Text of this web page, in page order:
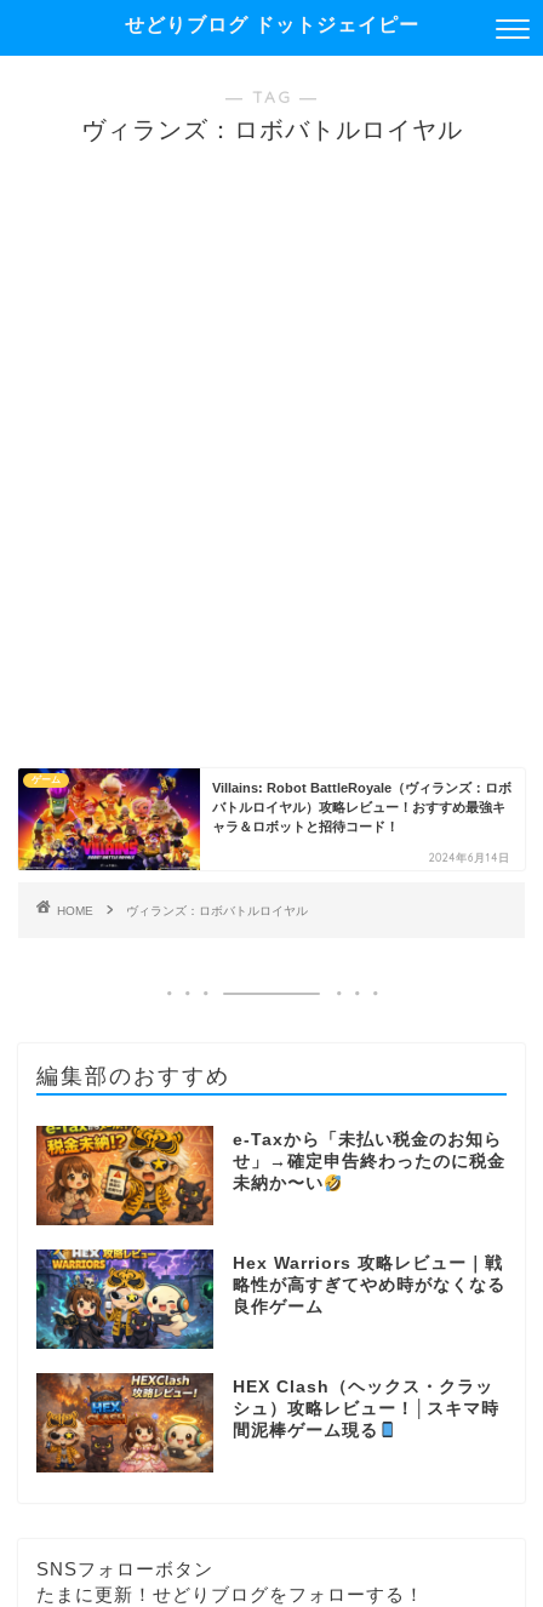
せどりブログ ドットジェイピー
― TAG ―
ヴィランズ：ロボバトルロイヤル
ゲーム
Villains: Robot BattleRoyale（ヴィランズ：ロボ
バトルロイヤル）攻略レビュー！おすすめ最強キ
ャラ＆ロボットと招待コード！
2024年6月14日
HOME ヴィランズ：ロボバトルロイヤル
編集部のおすすめ
e-Taxから「未払い税金のお知ら
せ」→確定申告終わったのに税金
未納か〜い
Hex Warriors 攻略レビュー｜戦
略性が高すぎてやめ時がなくなる
良作ゲーム
HEX Clash（ヘックス・クラッ
シュ）攻略レビュー！│スキマ時
間泥棒ゲーム現る
SNSフォローボタン
たまに更新！せどりブログをフォローする！